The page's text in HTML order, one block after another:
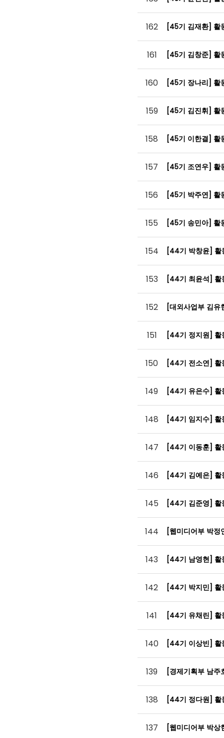
162 [45기 김재환] 활
161 [45기 김창준] 활
160 [45기 장나리] 활
159 [45기 김진휘] 활
158 [45기 이한결] 활
157 [45기 조연우] 활
156 [45기 박주연] 활
155 [45기 송민아] 활
154 [44기 박창윤]
153 [44기 최윤석]
152 [대외사업부 김
151 [44기 정지원]
150 [44기 전소연]
149 [44기 유은수]
148 [44기 임지수]
147 [44기 이동훈]
146 [44기 김예은]
145 [44기 김준영]
144 [웹미디어부 박
143 [44기 남영현]
142 [44기 박지민]
141 [44기 유채린]
140 [44기 이상빈]
139 [경제기획부 남
138 [44기 정다원]
137 [웹미디어부 박